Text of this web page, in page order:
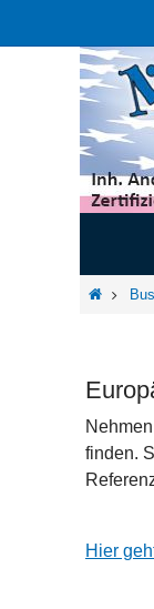
Home
finden.
Hier